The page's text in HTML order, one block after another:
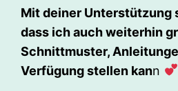
Mit deiner Unterstützung
dass ich auch weiterhin
Schnittmuster,
Verfügung stellen kann